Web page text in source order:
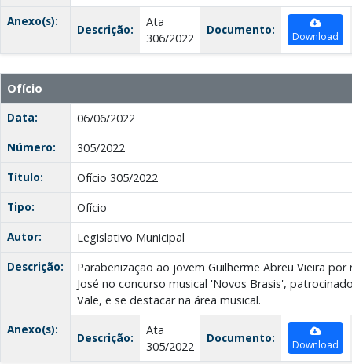
Anexo(s):
Descrição:
Ata
306/2022
Documento: Download
Ofício
Data:
06/06/2022
Número:
305/2022
Título:
Ofício 305/2022
Tipo:
Ofício
Autor:
Legislativo Municipal
Descrição:
Parabenização ao jovem Guilherme Abreu Vieira por
José no concurso musical 'Novos Brasis',
Vale, e se destacar na área musical.
Anexo(s):
Descrição:
Ata
305/2022
Documento: Download